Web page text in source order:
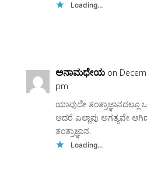
Loading...
ಅನಾಮಧೇಯ on
pm
ಯಾವುದೇ
ಆದರೆ ಎಲ್ಲಾವು ಅಗತ್ಯವೇ
ತಂತ್ರಾಜ್ಞಾನ.
Loading...